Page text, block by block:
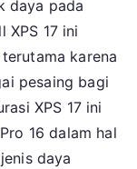
daya pada
XPS 17 ini
karena
pesaing bagi
XPS 17 ini
16 dalam hal
daya